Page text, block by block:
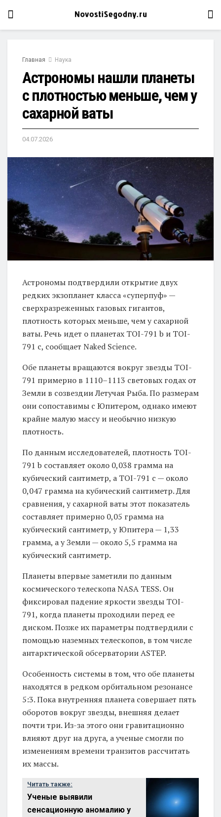
Главная Наука
Астрономы нашли планеты
с плотностью меньше, чем у
сахарной ваты
04.07.2026
Астрономы подтвердили открытие двух
редких экзопланет класса «суперпуф» —
сверхразреженных газовых гигантов,
плотность которых меньше, чем у сахарной
ваты. Речь идет о планетах TOI-791 b и TOI-
791 c, сообщает Naked Science.
Обе планеты вращаются вокруг звезды TOI-
791 примерно в 1110–1113 световых годах от
Земли в созвездии Летучая Рыба. По размерам
они сопоставимы с Юпитером, однако имеют
крайне малую массу и необычно низкую
плотность.
По данным исследователей, плотность TOI-
791 b составляет около 0,038 грамма на
кубический сантиметр, а TOI-791 c — около
0,047 грамма на кубический сантиметр. Для
сравнения, у сахарной ваты этот показатель
составляет примерно 0,05 грамма на
кубический сантиметр, у Юпитера — 1,33
грамма, а у Земли — около 5,5 грамма на
кубический сантиметр.
Планеты впервые заметили по данным
космического телескопа NASA TESS. Он
фиксировал падение яркости звезды TOI-
791, когда планеты проходили перед ее
диском. Позже их параметры подтвердили с
помощью наземных телескопов, в том числе
антарктической обсерватории ASTEP.
Особенность системы в том, что обе планеты
находятся в редком орбитальном резонансе
5:3. Пока внутренняя планета совершает пять
оборотов вокруг звезды, внешняя делает
почти три. Из-за этого они гравитационно
влияют друг на друга, а ученые смогли по
изменениям времени транзитов рассчитать
их массы.
Читать также:
Ученые выявили
сенсационную аномалию у